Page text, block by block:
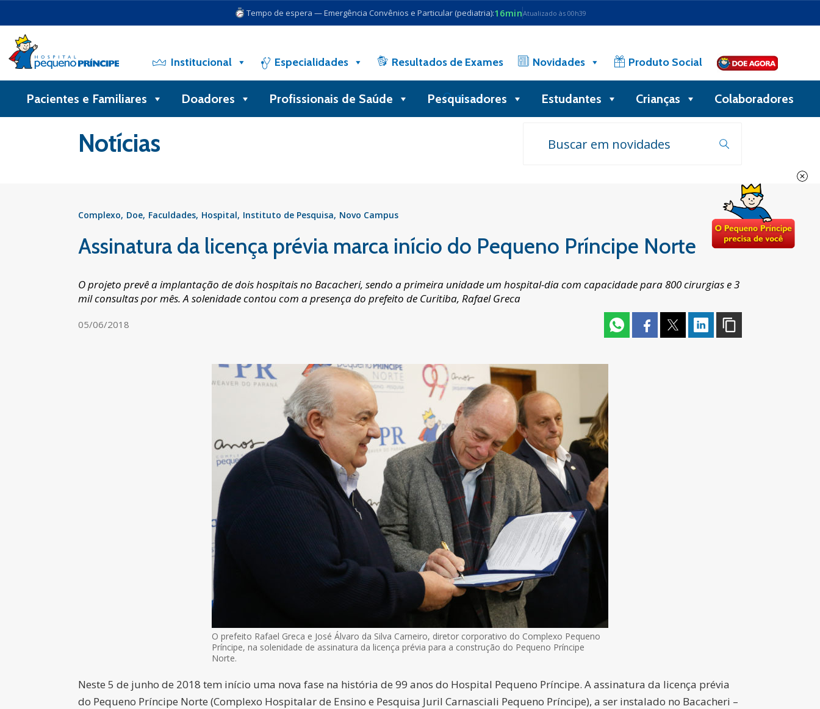
Tempo de espera — Emergência Convênios e Particular (pediatria):16minAtualizado às 00h39
Institucional Especialidades Resultados de Exames Novidades Produto Social
Busca
Pacientes e Familiares Doadores Profissionais de Saúde Pesquisadores Estudantes Crianças Colaboradores
Notícias
Complexo Doe Faculdades Hospital Instituto de Pesquisa Novo Campus
Assinatura da licença prévia marca início do Pequeno Príncipe Norte
O projeto prevê a implantação de dois hospitais no Bacacheri, sendo a primeira unidade um hospital-dia com capacidade para 800 cirurgias e 3
mil consultas por mês. A solenidade contou com a presença do prefeito de Curitiba, Rafael Greca
05/06/2018
O prefeito Rafael Greca e José Álvaro da Silva Carneiro, diretor corporativo do Complexo Pequeno
Príncipe, na solenidade de assinatura da licença prévia para a construção do Pequeno Príncipe
Norte.
Neste 5 de junho de 2018 tem início uma nova fase na história de 99 anos do Hospital Pequeno Príncipe. A assinatura da licença prévia
do Pequeno Príncipe Norte (Complexo Hospitalar de Ensino e Pesquisa Juril Carnasciali Pequeno Príncipe), a ser instalado no Bacacheri –